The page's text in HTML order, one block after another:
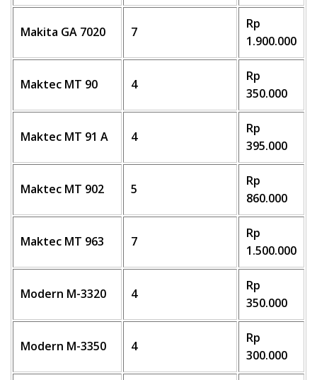
Makita GA 7020 7
Rp
1.900.000
Maktec MT 90 4
Rp
350.000
Maktec MT 91 A 4
Rp
395.000
Maktec MT 902 5
Rp
860.000
Maktec MT 963 7
Rp
1.500.000
Modern M-3320 4
Rp
350.000
Modern M-3350 4
Rp
300.000